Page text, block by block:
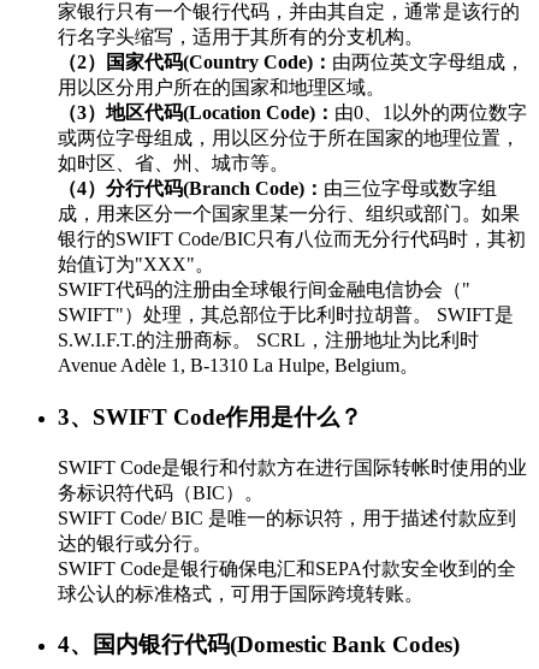
家银行只有一个银行代码，并由其自定，通常是该行的
行名字头缩写，适用于其所有的分支机构。
（2）国家代码(Country Code)： 由两位英文字母组成，
用以区分用户所在的国家和地理区域。
（3）地区代码(Location Code)： 由0、1以外的两位数字
或两位字母组成，用以区分位于所在国家的地理位置，
如时区、省、州、城市等。
（4）分行代码(Branch Code)： 由三位字母或数字组
成，用来区分一个国家里某一分行、组织或部门。如果
银行的SWIFT Code/BIC只有八位而无分行代码时，其初
始值订为"XXX"。
SWIFT代码的注册由全球银行间金融电信协会（"
SWIFT"）处理，其总部位于比利时拉胡普。 SWIFT是
S.W.I.F.T.的注册商标。 SCRL，注册地址为比利时
Avenue Adèle 1, B-1310 La Hulpe, Belgium。
3、SWIFT Code作用是什么？
SWIFT Code是银行和付款方在进行国际转帐时使用的业
务标识符代码（BIC）。
SWIFT Code/ BIC 是唯一的标识符，用于描述付款应到
达的银行或分行。
SWIFT Code是银行确保电汇和SEPA付款安全收到的全
球公认的标准格式，可用于国际跨境转账。
4、国内银行代码(Domestic Bank Codes)